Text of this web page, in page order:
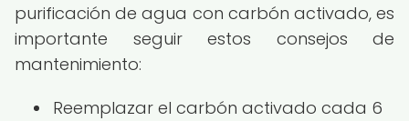
purificación de agua con carbón activado, es
importante seguir estos consejos de
mantenimiento:
Reemplazar el carbón activado cada 6